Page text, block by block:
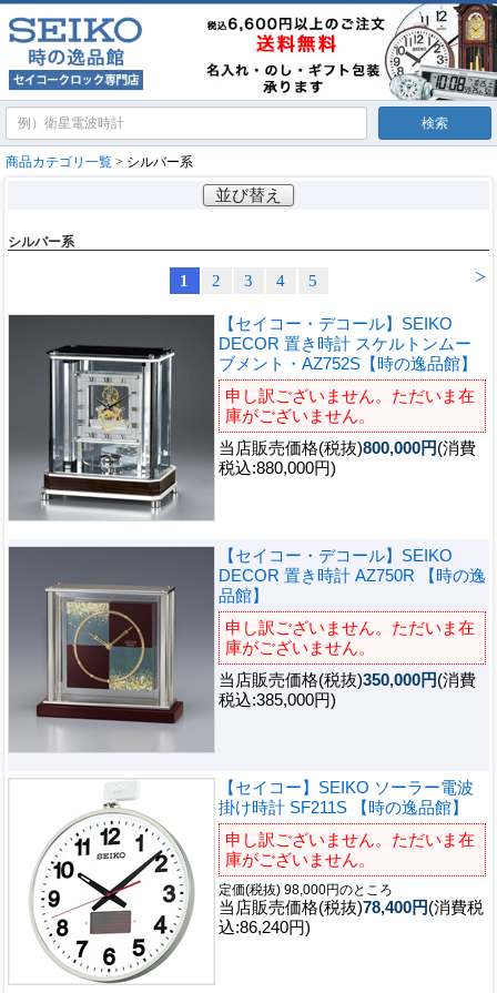
商品カテゴリ一覧 > シルバー系
並び替え
シルバー系
>
1 2 3 4 5
【セイコー・デコール】SEIKO
DECOR 置き時計 スケルトンムー
ブメント・AZ752S【時の逸品館】
申し訳ございません。ただいま在
庫がございません。
当店販売価格(税抜)800,000円(消費
税込:880,000円)
【セイコー・デコール】SEIKO
DECOR 置き時計 AZ750R 【時の逸
品館】
申し訳ございません。ただいま在
庫がございません。
当店販売価格(税抜)350,000円(消費
税込:385,000円)
【セイコー】SEIKO ソーラー電波
掛け時計 SF211S 【時の逸品館】
申し訳ございません。ただいま在
庫がございません。
定価(税抜) 98,000円のところ
当店販売価格(税抜)78,400円(消費税
込:86,240円)